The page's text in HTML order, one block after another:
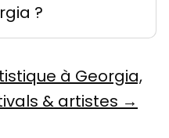
?
à Georgia,
& artistes →